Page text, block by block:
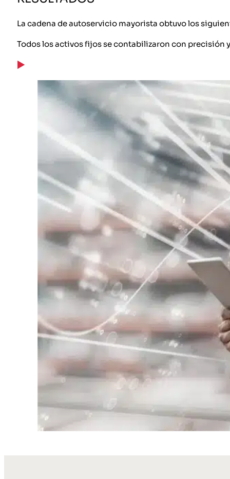
La cadena de autoservicio mayorista obtuvo los
Todos los activos fijos se contabilizaron con